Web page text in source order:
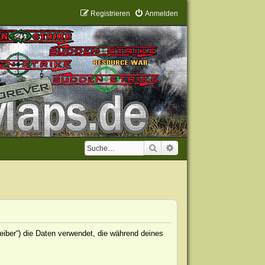
Anmelden
Registrieren
Suche
die Daten verwendet, die während deines